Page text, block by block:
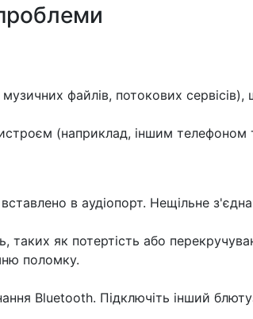
музичних файлів, потокових
(наприклад, іншим
в аудіопорт. Нещільне
як потертість або
поломку.
Bluetooth. Підключіть інший